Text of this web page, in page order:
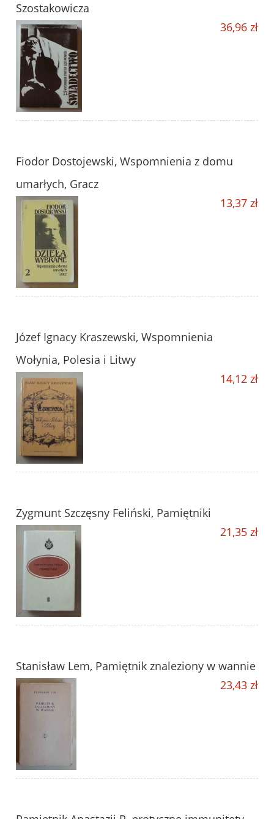
Szostakowicza
36,96 zł
Fiodor Dostojewski, Wspomnienia z domu
umarłych, Gracz
13,37 zł
Józef Ignacy Kraszewski, Wspomnienia
Wołynia, Polesia i Litwy
14,12 zł
Zygmunt Szczęsny Feliński, Pamiętniki
21,35 zł
Stanisław Lem, Pamiętnik znaleziony w wannie
23,43 zł